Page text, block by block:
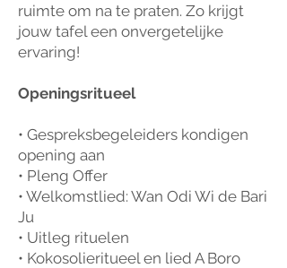
ruimte om na te praten. Zo krijgt
jouw tafel een onvergetelijke
ervaring!
Openingsritueel
• Gespreksbegeleiders kondigen
opening aan
• Pleng Offer
• Welkomstlied: Wan Odi Wi de Bari
Ju
• Uitleg rituelen
• Kokosolieritueel en lied A Boro